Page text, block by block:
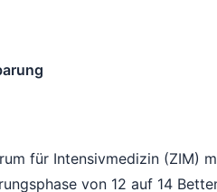
für Intensivmedizin (ZIM)
von 12 auf 14